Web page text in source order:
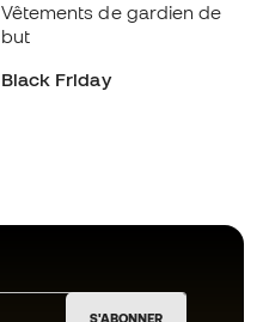
Vêtements de gardien de
but
Black Friday
S'ABONNER